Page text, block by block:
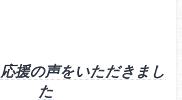
援の声をいただきまし
た